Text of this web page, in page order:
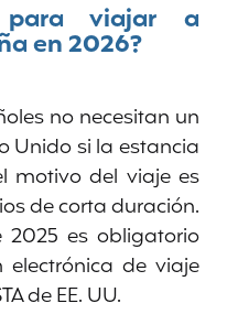
para viajar a
en 2026?
no necesitan un
Unido si la estancia
motivo del viaje es
de corta duración.
es obligatorio
electrónica de viaje
de EE. UU.